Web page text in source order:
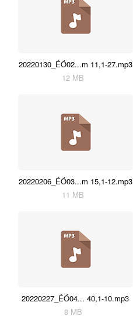
20220130_ÉÓ02...m 11,1-27.mp3
12 MB
20220206_ÉÓ03...m 15,1-12.mp3
11 MB
20220227_ÉÓ04... 40,1-10.mp3
8 MB